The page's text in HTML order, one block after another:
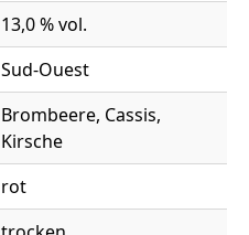
13,0 % vol.
Sud-Ouest
Brombeere, Cassis,
Kirsche
rot